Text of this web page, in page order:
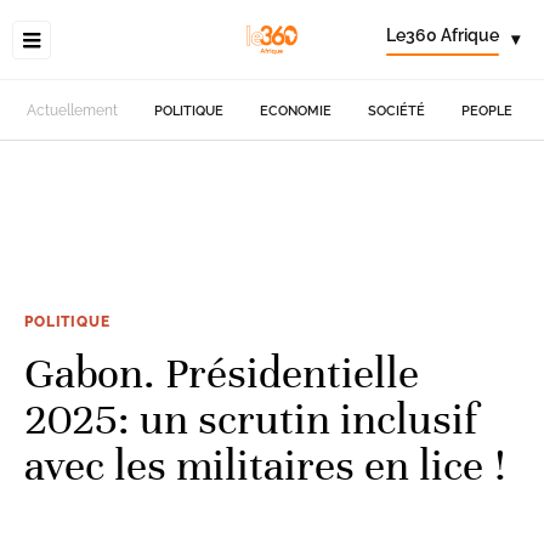
Le360 Afrique ▾
Actuellement POLITIQUE ECONOMIE SOCIÉTÉ PEOPLE
POLITIQUE
Gabon. Présidentielle
2025: un scrutin inclusif
avec les militaires en lice !